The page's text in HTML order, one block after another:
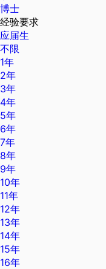
博士
经验要求
应届生
不限
1年
2年
3年
4年
5年
6年
7年
8年
9年
10年
11年
12年
13年
14年
15年
16年